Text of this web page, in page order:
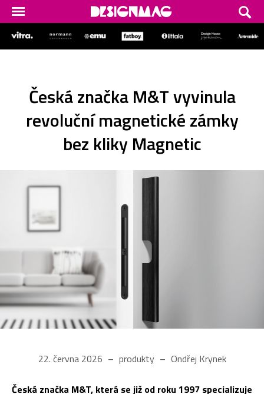
Česká značka M&T vyvinula
revoluční magnetické zámky
bez kliky Magnetic
22. června 2026 produkty Ondřej Krynek
Česká značka M&T, která se již od roku 1997 specializuje